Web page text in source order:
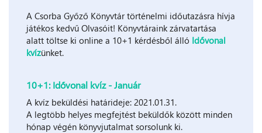
A Csorba Győző Könyvtár történelmi időutazásra hívja
játékos kedvű Olvasóit! Könyvtáraink zárvatartása
alatt töltse ki online a 10+1 kérdésből álló Idővonal
kvízünket.
10+1: Idővonal kvíz - Január
A kvíz beküldési határideje: 2021.01.31.
A legtöbb helyes megfejtést beküldők között minden
hónap végén könyvjutalmat sorsolunk ki.